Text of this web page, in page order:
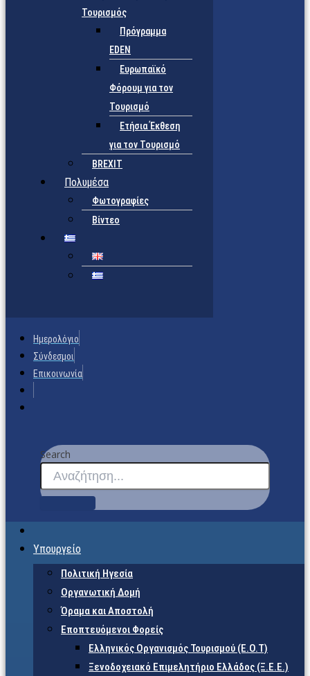
Τουρισμός
Πρόγραμμα
EDEN
Ευρωπαϊκό
Φόρουμ για τον
Τουρισμό
Ετήσια Έκθεση
για τον Τουρισμό
BREXIT
Πολυμέσα
Φωτογραφίες
Βίντεο
Ημερολόγιο
Σύνδεσμοι
Επικοινωνία
Search
Υπουργείο
Πολιτική Ηγεσία
Οργανωτική Δομή
Όραμα και Αποστολή
Εποπτευόμενοι Φορείς
Eλληνικός Οργανισμός Τουρισμού (Ε.Ο.Τ)
Ξενοδοχειακό Επιμελητήριο Ελλάδος (Ξ.Ε.Ε.)